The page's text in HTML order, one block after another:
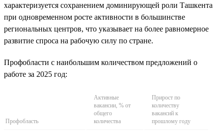
характеризуется сохранением доминирующей роли Ташкента
при одновременном росте активности в большинстве
региональных центров, что указывает на более равномерное
развитие спроса на рабочую силу по стране.
Профобласти с наибольшим количеством предложений о
работе за 2025 год:
Профобласть
Активные
вакансии, % от
общего
количества
Прирост по
количеству
вакансий к
прошлому году